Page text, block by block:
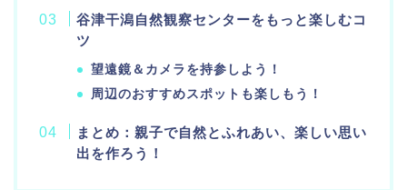
谷津干潟自然観察センターをもっと楽しむコ
ツ
望遠鏡＆カメラを持参しよう！
周辺のおすすめスポットも楽しもう！
まとめ：親子で自然とふれあい、楽しい思い
出を作ろう！